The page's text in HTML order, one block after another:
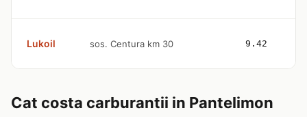
Lukoil sos. Centura km 30 9.42
Cat costa carburantii in Pantelimon